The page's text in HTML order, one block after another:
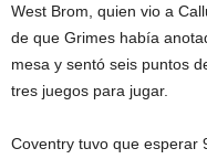
West Brom, quien vio a
de que Grimes había
mesa y sentó seis puntos
tres juegos para jugar.
Coventry tuvo que esperar